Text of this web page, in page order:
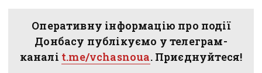
Оперативну інформацію про події
Донбасу публікуємо у телеграм-
каналі t.me/vchasnoua. Приєднуйтеся!